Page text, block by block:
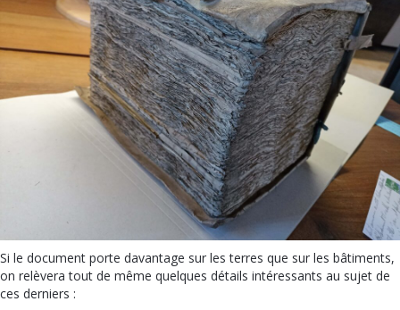
Si le document porte davantage sur les terres que sur les bâtiments,
on relèvera tout de même quelques détails intéressants au sujet de
ces derniers :